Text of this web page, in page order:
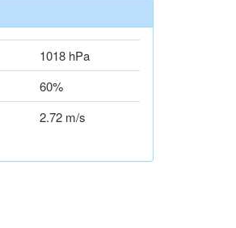
1018 hPa
60%
2.72 m/s